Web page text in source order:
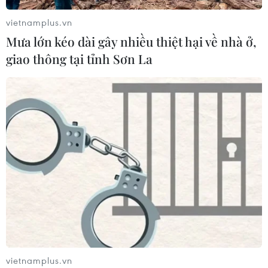
CƠ QUAN CHỦ QUẢN: THÔNG TẤN XÃ VIỆT NAM
Tổng Biên tập: TRẦN TIẾN DUẨN
Phó Tổng Biên tập: NGUYỄN THỊ TÁM, KHÚC THANH
THỦY
Sở hữu trí tuệ
Quy định sử dụng
Hỗ trợ
TTXVN
Quảng cáo
Liên hệ
vietnamplus.vn
Mưa lớn kéo dài gây nhiều thiệt hại về nhà ở,
giao thông tại tỉnh Sơn La
vietnamplus.vn